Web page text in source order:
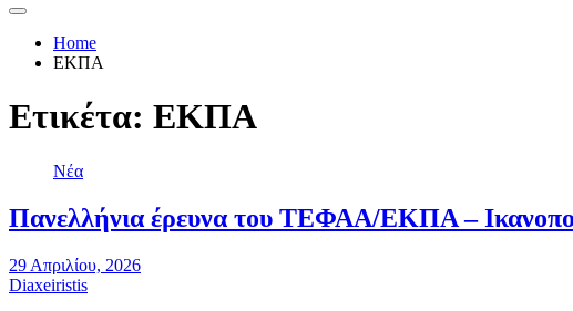
Home
ΕΚΠΑ
Ετικέτα: ΕΚΠΑ
Νέα
Πανελλήνια έρευνα του ΤΕΦΑΑ/ΕΚΠΑ –
29 Απριλίου, 2026
Diaxeiristis